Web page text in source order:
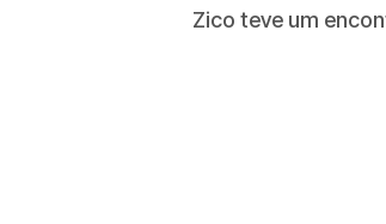
Zico teve um